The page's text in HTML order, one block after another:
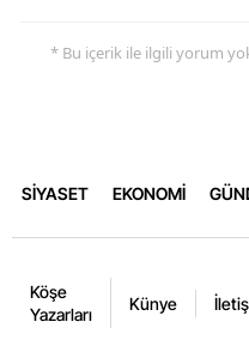
* Bu içerik ile ilgili yorum
SİYASET EKONOMİ
Köşe
Yazarları
Künye